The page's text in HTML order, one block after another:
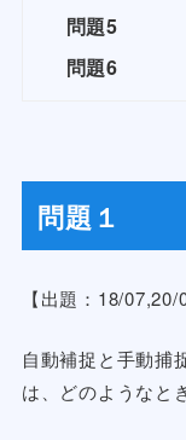
問題5
問題6
問題１
【出題：18/
自動補捉と手動捕
は、どのようなと